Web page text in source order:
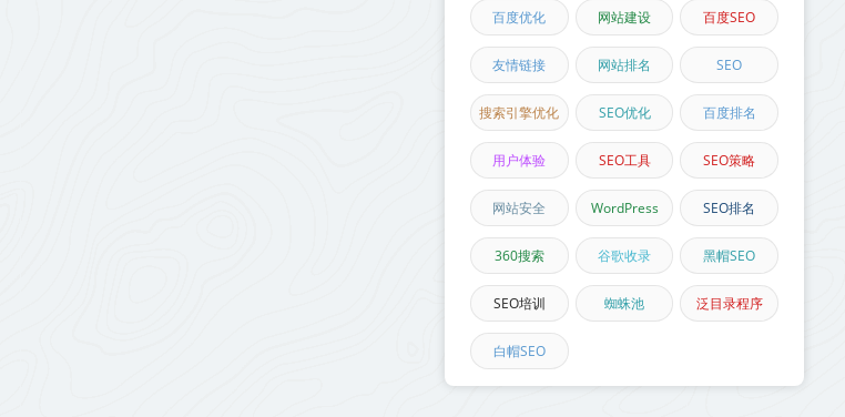
百度优化 网站建设 百度SEO
友情链接 网站排名 SEO
搜索引擎优化 SEO优化 百度排名
用户体验 SEO工具 SEO策略
网站安全 WordPress SEO排名
360搜索 谷歌收录 黑帽SEO
SEO培训 蜘蛛池 泛目录程序
白帽SEO